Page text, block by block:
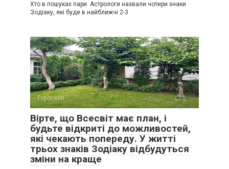
Хто в пошуках пари. Астрологи назвали чотири знаки
Зодіаку, які буде в найближчі 2-3
Гороскоп 0
Вірте, що Всесвіт має план, і
будьте відкриті до можливостей,
які чекають попереду. У житті
трьох знаків Зодіаку відбудуться
зміни на краще